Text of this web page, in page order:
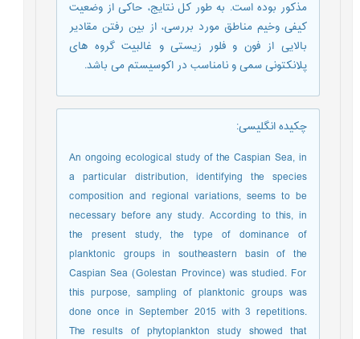
مذکور بوده است. به طور کل نتایج، حاکی از وضعیت
کیفی وخیم مناطق مورد بررسی، از بین رفتن مقادیر
بالایی از فون و فلور زیستی و غالبیت گروه های
پلانکتونی سمی و نامناسب در اکوسیستم می باشد.
چکیده انگلیسی:
An ongoing ecological study of the Caspian Sea, in
a particular distribution, identifying the species
composition and regional variations, seems to be
necessary before any study. According to this, in
the present study, the type of dominance of
planktonic groups in southeastern basin of the
Caspian Sea (Golestan Province) was studied. For
this purpose, sampling of planktonic groups was
done once in September 2015 with 3 repetitions.
The results of phytoplankton study showed that